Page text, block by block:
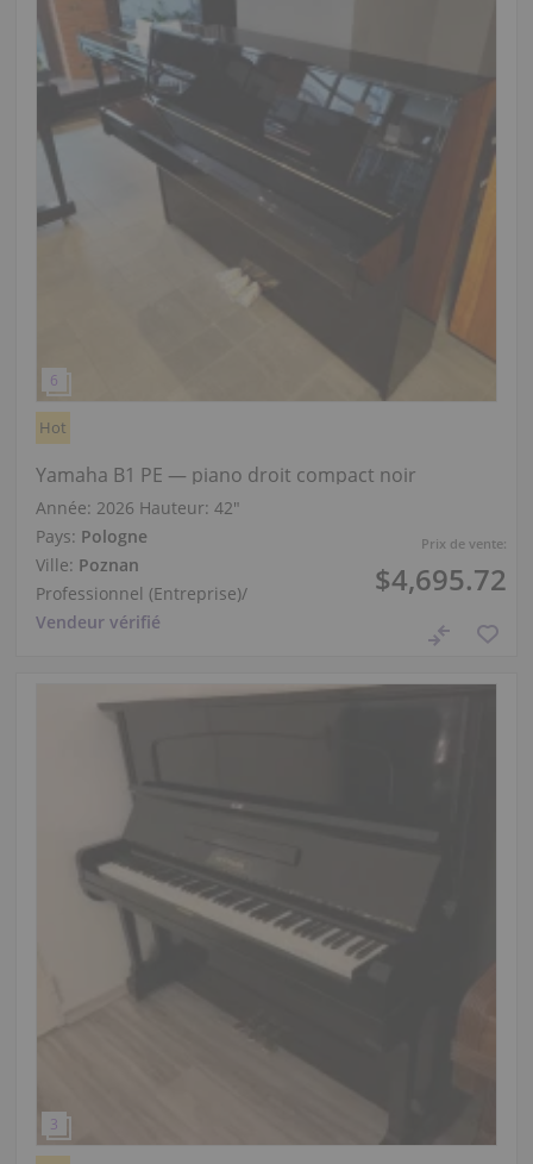
Prix de vente:
$4,695.72
Hot
Yamaha B1 PE — piano droit compact noir
Année: 2026 Hauteur: 42″
Pays: Pologne
Ville: Poznan
Professionnel (Entreprise)/
Vendeur vérifié